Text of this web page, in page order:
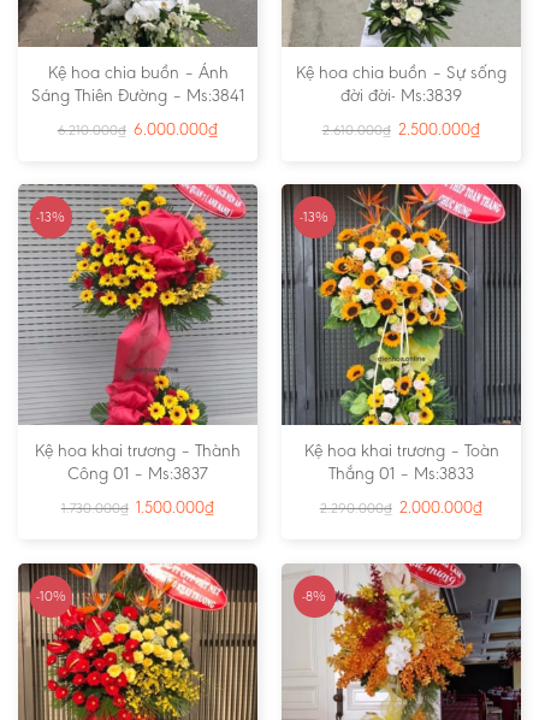
Kệ hoa chia buồn – Ánh
Sáng Thiên Đường – Ms:3841
6.210.000₫ 6.000.000₫
Kệ hoa chia buồn – Sự sống
đời đời- Ms:3839
2.610.000₫ 2.500.000₫
-13%
Kệ hoa khai trương – Thành
Công 01 – Ms:3837
1.730.000₫ 1.500.000₫
-13%
Kệ hoa khai trương – Toàn
Thắng 01 – Ms:3833
2.290.000₫ 2.000.000₫
-10% -8%